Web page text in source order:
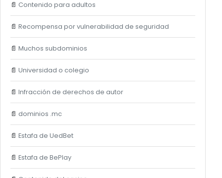
📄 Contenido para adultos
📄 Recompensa por vulnerabilidad de seguridad
📄 Muchos subdominios
📄 Universidad o colegio
📄 Infracción de derechos de autor
📄 dominios .mc
📄 Estafa de UedBet
📄 Estafa de BePlay